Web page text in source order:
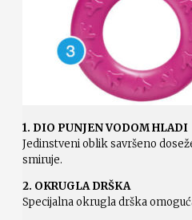
1. DIO PUNJEN VODOM HLADI
Jedinstveni oblik savršeno
smiruje.
2. OKRUGLA DRŠKA
Specijalna okrugla drška